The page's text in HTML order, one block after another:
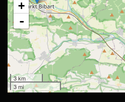
+
-
3 km
3 mi